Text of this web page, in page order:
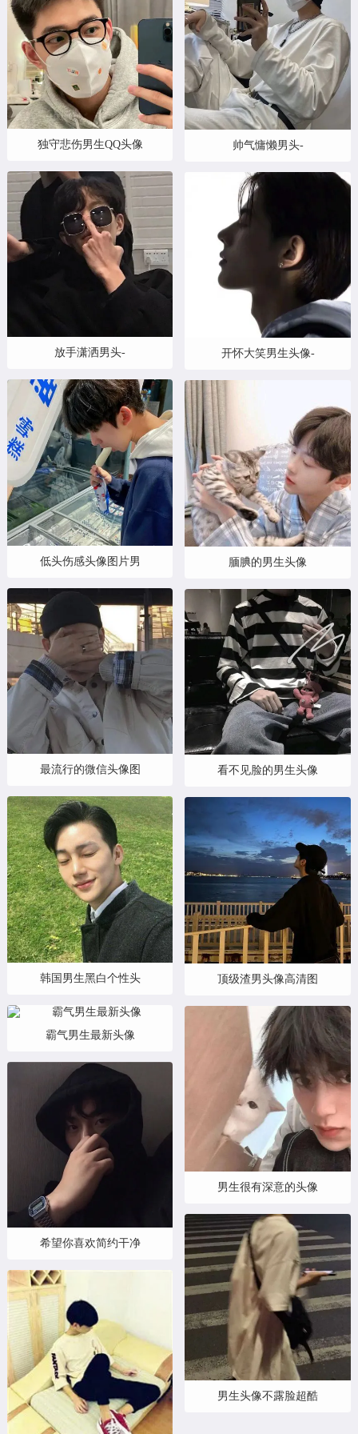
独守悲伤男生QQ头像
放手潇洒男头-
低头伤感头像图片男
最流行的微信头像图
韩国男生黑白个性头
霸气男生最新头像
希望你喜欢简约干净
帅气慵懒男头-
开怀大笑男生头像-
腼腆的男生头像
看不见脸的男生头像
顶级渣男头像高清图
男生很有深意的头像
男生头像不露脸超酷